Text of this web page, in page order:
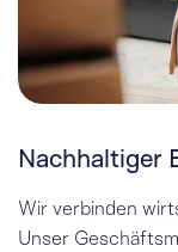
Nachhaltiger
Wir verbinden
Unser